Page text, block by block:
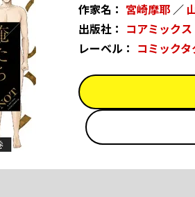
作家名： 宮崎摩耶 ／
出版社： コアミックス
レーベル： コミックタ